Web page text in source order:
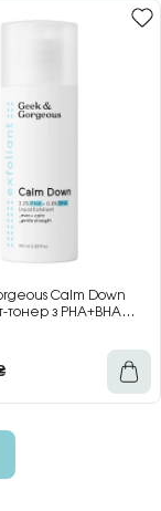
Calm Down
тонер з PHA+BHA